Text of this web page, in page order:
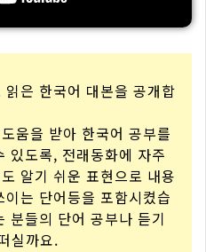
은 한국어 대본을 공개합
움을 받아 한국어 공부를
있도록, 전래동화에 자주
알기 쉬운 표현으로 내용
는 단어등을 포함시켰습
분들의 단어 공부나 듣기
실까요.